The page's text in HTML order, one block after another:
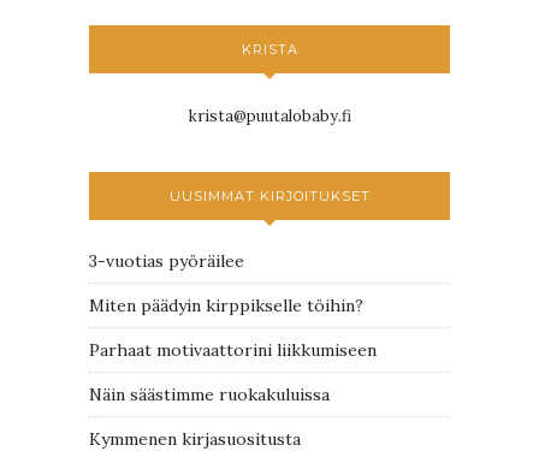
KRISTA
krista@puutalobaby.fi
UUSIMMAT KIRJOITUKSET
3-vuotias pyöräilee
Miten päädyin kirppikselle töihin?
Parhaat motivaattorini liikkumiseen
Näin säästimme ruokakuluissa
Kymmenen kirjasuositusta